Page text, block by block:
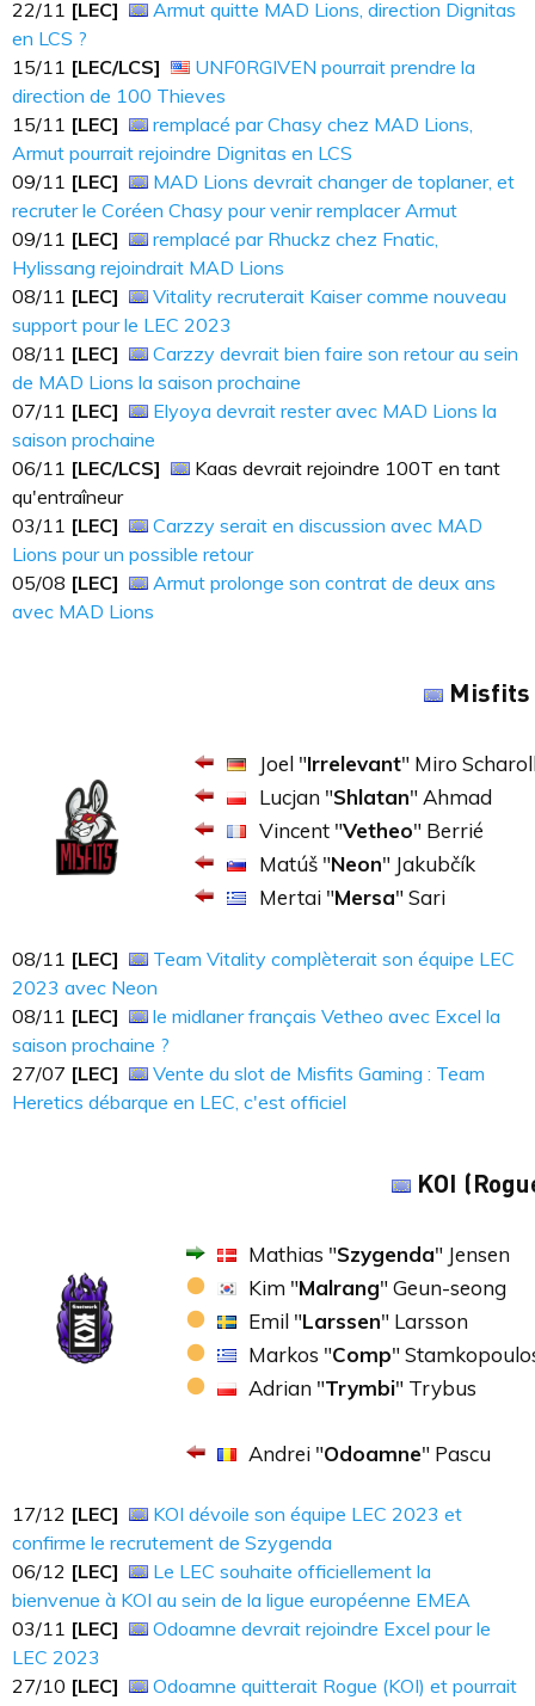
22​​​/11 [LEC]
Armut quitte MAD Lions, direction Dignitas
en LCS ?
15/11 [LEC/LCS]
UNF0RGIVEN pourrait prendre la
direction de 100 Thieves
15​​​/11 [LEC]
remplacé par Chasy chez MAD Lions,
Armut pourrait rejoindre Dignitas en LCS
09​​​/11 [LEC]
MAD Lions devrait changer de toplaner, et
recruter le Coréen Chasy pour venir remplacer Armut
09​​​/11 [LEC]
remplacé par Rhuckz chez Fnatic,
Hylissang rejoindrait MAD Lions
08/11 [LEC]
Vitality recruterait Kaiser comme nouveau
support pour le LEC 2023
08/11 [LEC]
Carzzy devrait bien faire son retour au sein
de MAD Lions la saison prochaine
07​​​/11 [LEC]
Elyoya devrait rester avec MAD Lions la
saison prochaine
06/11 [LEC/LCS]
Kaas devrait rejoindre 100T en tant
qu'entraîneur
03/11 [LEC]
Carzzy serait en discussion avec MAD
Lions pour un possible retour
05/08 [LEC]
Armut prolonge son contrat de deux ans
avec MAD Lions
Misfits
Joel "Irrelevant" Miro
Lucjan "Shlatan" Ahmad
Vincent "Vetheo" Berrié
Matúš "Neon" Jakubčík
Mertai "Mersa" Sari
08​​​/11 [LEC]
Team Vitality complèterait son équipe LEC
2023 avec Neon
08/11 [LEC]
le midlaner français Vetheo avec Excel la
saison prochaine ?
27/07 [LEC]
Vente du slot de Misfits Gaming : Team
Heretics débarque en LEC, c'est officiel
KOI
Mathias "Szygenda" Jensen
Kim "Malrang" Geun-seong
Emil "Larssen" Larsson
Markos "Comp"
Adrian "Trymbi" Trybus
Andrei "Odoamne" Pascu
17​​​/12 [LEC]
KOI dévoile son équipe LEC 2023 et
confirme le recrutement de Szygenda
06​​​/12 [LEC]
Le LEC souhaite officiellement la
bienvenue à KOI au sein de la ligue européenne EMEA
03/11 [LEC]
Odoamne devrait rejoindre Excel pour le
LEC 2023
27/10 [LEC]
Odoamne quitterait Rogue (KOI) et pourrait